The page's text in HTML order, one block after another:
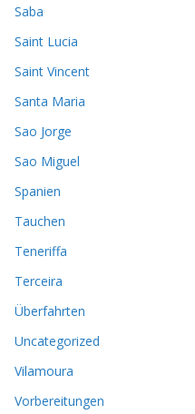
Saba
Saint Lucia
Saint Vincent
Santa Maria
Sao Jorge
Sao Miguel
Spanien
Tauchen
Teneriffa
Terceira
Überfahrten
Uncategorized
Vilamoura
Vorbereitungen